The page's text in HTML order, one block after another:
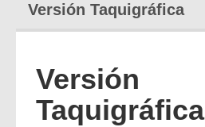
Versión Taquigráfica
Versión
Taquigráfica